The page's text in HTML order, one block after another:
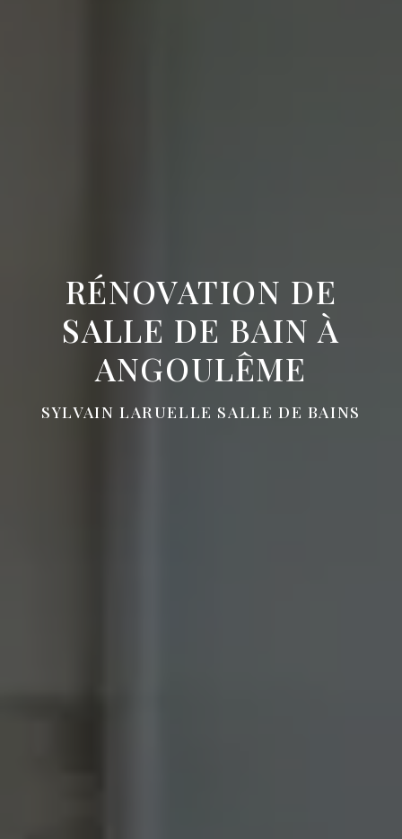
RÉNOVATION DE
SALLE DE BAIN À
ANGOULÊME
SYLVAIN LARUELLE SALLE DE BAINS